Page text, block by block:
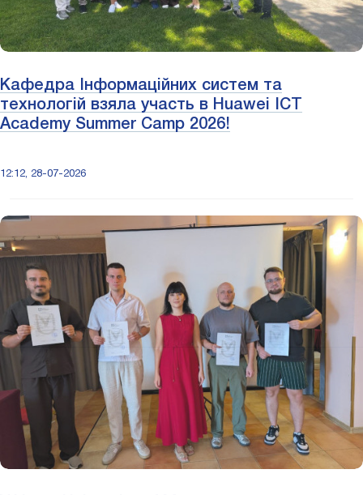
Кафедра Інформаційних систем та
технологій взяла участь в Huawei ICT
Academy Summer Camp 2026!
12:12, 28-07-2026